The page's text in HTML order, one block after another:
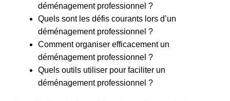
déménagement professionnel ?
Quels sont les défis courants lors d’un
déménagement professionnel ?
Comment organiser efficacement un
déménagement professionnel ?
Quels outils utiliser pour faciliter un
déménagement professionnel ?